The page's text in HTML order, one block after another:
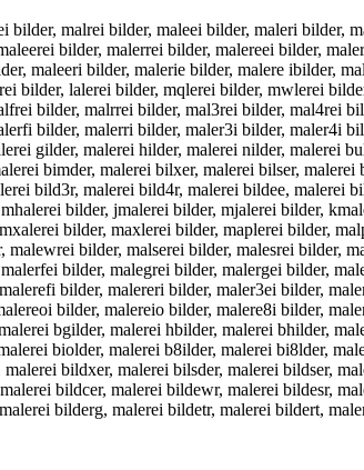
bilder, malrei bilder, maleei bilder, maleri bilder,
bilder, malerrei bilder, malereei bilder,
maleeri bilder, malerie bilder, malere ibilder,
bilder, lalerei bilder, mqlerei bilder, mwlerei
bilder, malrrei bilder, mal3rei bilder, mal4rei
bilder, malerri bilder, maler3i bilder, maler4i
gilder, malerei hilder, malerei nilder, malerei
bimder, malerei bilxer, malerei bilser,
bild3r, malerei bild4r, malerei bildee, malerei
bilder, jmalerei bilder, mjalerei bilder,
bilder, maxlerei bilder, maplerei bilder,
bilder, malserei bilder, malesrei bilder,
bilder, malegrei bilder, malergei bilder,
bilder, malereri bilder, maler3ei bilder,
bilder, malereio bilder, malere8i bilder,
bgilder, malerei hbilder, malerei bhilder,
biolder, malerei b8ilder, malerei bi8lder,
bildxer, malerei bilsder, malerei bildser,
bildcer, malerei bildewr, malerei bildesr,
bilderg, malerei bildetr, malerei bildert,